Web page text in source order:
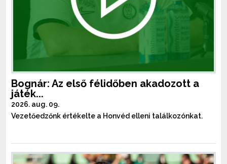
Bognár: Az első félidőben akadozott a
játék...
2026. aug. 09.
Vezetőedzőnk értékelte a Honvéd elleni találkozónkat.